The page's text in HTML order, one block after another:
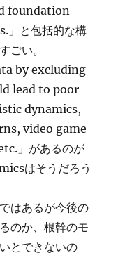
foundation
と包括的な構
ごい。
by excluding
lead to poor
dynamics,
video game
」があるのが
はそうだろう
はあるが今後の
のか、根幹のモ
とできないの